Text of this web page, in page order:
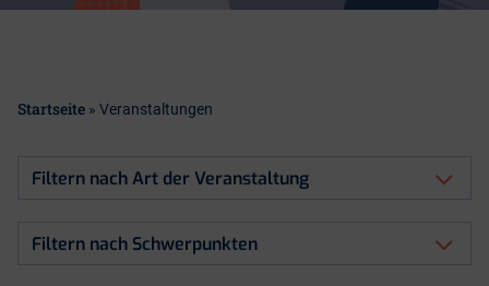
Startseite » Veranstaltungen
Filtern
der
Filtern